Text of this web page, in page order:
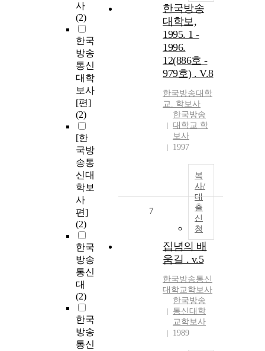
사
(2)
한국
방송
통신
대학
보사
[편]
(2)
[한
국방
송통
신대
학보
사
편]
(2)
한국
방송
통신
대
(2)
한국
방송
통신
한국방송
대학보,
1995. 1 -
1996.
12(886호 -
979호) . V.8
한국방송대학
교. 학보사
한국방송
대학교 학
보사
1997
복
사/
대
출
신
청
7
집념의 배
움길 . v.5
한국방송통신
대학교학보사
한국방송
통신대학
교학보사
1989